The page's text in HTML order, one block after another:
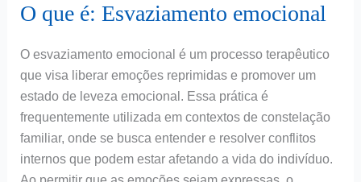
O que é: Esvaziamento emocional
O esvaziamento emocional é um processo terapêutico
que visa liberar emoções reprimidas e promover um
estado de leveza emocional. Essa prática é
frequentemente utilizada em contextos de constelação
familiar, onde se busca entender e resolver conflitos
internos que podem estar afetando a vida do indivíduo.